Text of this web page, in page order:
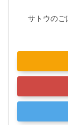
サトウのご